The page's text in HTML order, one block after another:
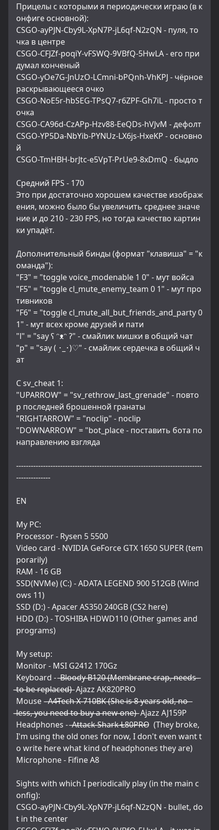
Прицелы с которыми я периодически играю (в к
онфиге основной):
CSGO-ayPJN-Cby9L-XpN7P-jL6qf-N2zQN - пуля, то
чка в центре
CSGO-CFJZf-poqiY-vFSWQ-9VBfQ-5HwLA - его при
думал конченый
CSGO-yOe7G-JnUzO-LCmni-bPQnh-VhKPJ - чёрное
раскрывающееся очко
CSGO-NoE5r-hbSEG-TPsQ7-r6ZPF-Gh7iL - просто т
очка
CSGO-CA96d-CzAPp-Hzv88-EeQDs-hVJvM - дефолт
CSGO-YP5Da-NbYib-PYNUz-LX6js-HxeKP - основно
й
CSGO-TmHBH-brJtc-e5VpT-PrUe9-8xDmQ - быдло
Средний FPS - 170
Это при достаточно хорошем качестве изображ
ения, можно было бы увеличить среднее значе
ние и до 210 - 230 FPS, но тогда качество картин
ки упадёт.
Дополнительный бинды (формат "клавиша" = "к
оманда"):
"F3" = "toggle voice_modenable 1 0" - мут войса
"F5" = "toggle cl_mute_enemy_team 0 1" - мут про
тивников
"F6" = "toggle cl_mute_all_but_friends_and_party 0
1" - мут всех кроме друзей и пати
"l" = "say ʕ ᵔᴥᵔ ʔ" - смайлик мишки в общий чат
"p" = "say ( ･_･)♡" - смайлик сердечка в общий ч
ат
С sv_cheat 1:
"UPARROW" = "sv_rethrow_last_grenade" - повто
р последней брошенной гранаты
"RIGHTARROW" = "noclip" - noclip
"DOWNARROW" = "bot_place - поставить бота по
направлению взгляда
----------------------------------------------------------------------------
--------------
EN
My PC:
Processor - Rysen 5 5500
Video card - NVIDIA GeForce GTX 1650 SUPER (tem
porarily)
RAM - 16 GB
SSD(NVMe) (C:) - ADATA LEGEND 900 512GB (Wind
ows 11)
SSD (D:) - Apacer AS350 240GB (CS2 here)
HDD (D:) - TOSHIBA HDWD110 (Other games and
programs)
My setup:
Monitor - MSI G2412 170Gz
Keyboard -  ̶B̶l̶o̶o̶d̶y̶ ̶B̶1̶2̶0̶ ̶(̶M̶e̶m̶b̶r̶a̶n̶e̶ ̶c̶r̶a̶p̶,̶ ̶n̶e̶e̶d̶s̶
̶t̶o̶ ̶b̶e̶ ̶r̶e̶p̶l̶a̶c̶e̶d̶)̶  Ajazz AK820PRO
Mouse - ̶A̶4̶T̶e̶c̶h̶ ̶X̶-̶7̶1̶0̶B̶K̶ ̶(̶S̶h̶e̶ ̶i̶s̶ ̶8̶ ̶y̶e̶a̶r̶s̶ ̶o̶l̶d̶,̶ ̶n̶o̶
̶l̶e̶s̶s̶,̶ ̶y̶o̶u̶ ̶n̶e̶e̶d̶ ̶t̶o̶ ̶b̶u̶y̶ ̶a̶ ̶n̶e̶w̶ ̶o̶n̶e̶)̶  Ajazz AJ159P
Headphones -  ̶A̶t̶t̶a̶c̶k̶ ̶S̶h̶a̶r̶k̶ ̶L̶8̶0̶P̶R̶O̶  (They broke,
I'm using the old ones for now, I don't even want t
o write here what kind of headphones they are)
Microphone - Fifine A8
Sights with which I periodically play (in the main c
onfig):
CSGO-ayPJN-Cby9L-XpN7P-jL6qf-N2zQN - bullet, do
t in the center